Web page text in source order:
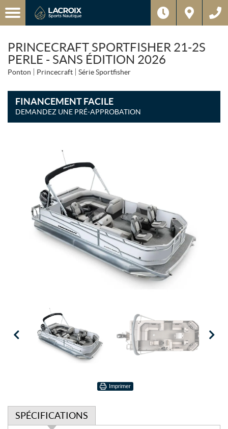
PRINCECRAFT SPORTFISHER 21-2S
PERLE - SANS ÉDITION 2026
Ponton Princecraft Série Sportfisher
FINANCEMENT FACILE
DEMANDEZ UNE PRÉ-APPROBATION
Imprimer
SPÉCIFICATIONS